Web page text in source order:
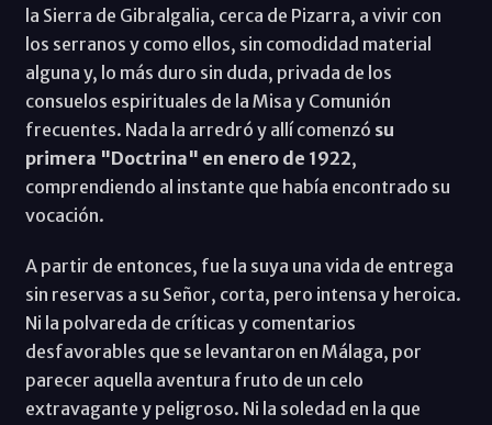
la Sierra de Gibralgalia, cerca de Pizarra, a vivir con
los serranos y como ellos, sin comodidad material
alguna y, lo más duro sin duda, privada de los
consuelos espirituales de la Misa y Comunión
frecuentes. Nada la arredró y allí comenzó su
primera "Doctrina" en enero de 1922,
comprendiendo al instante que había encontrado su
vocación.
A partir de entonces, fue la suya una vida de entrega
sin reservas a su Señor, corta, pero intensa y heroica.
Ni la polvareda de críticas y comentarios
desfavorables que se levantaron en Málaga, por
parecer aquella aventura fruto de un celo
extravagante y peligroso. Ni la soledad en la que